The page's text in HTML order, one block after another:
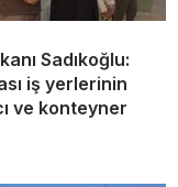
Sadıkoğlu:
iş yerlerinin
ve konteyner